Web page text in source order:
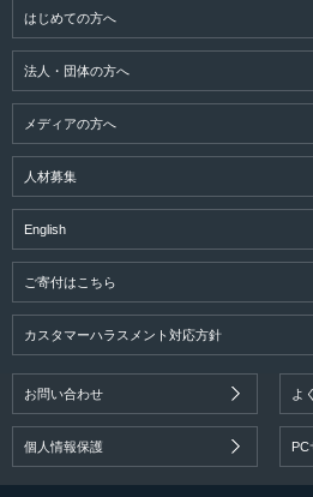
はじめての方へ
法人・団体の方へ
メディアの方へ
人材募集
English
ご寄付はこちら
カスタマーハラスメント対応方針
お問い合わせ よ
個人情報保護